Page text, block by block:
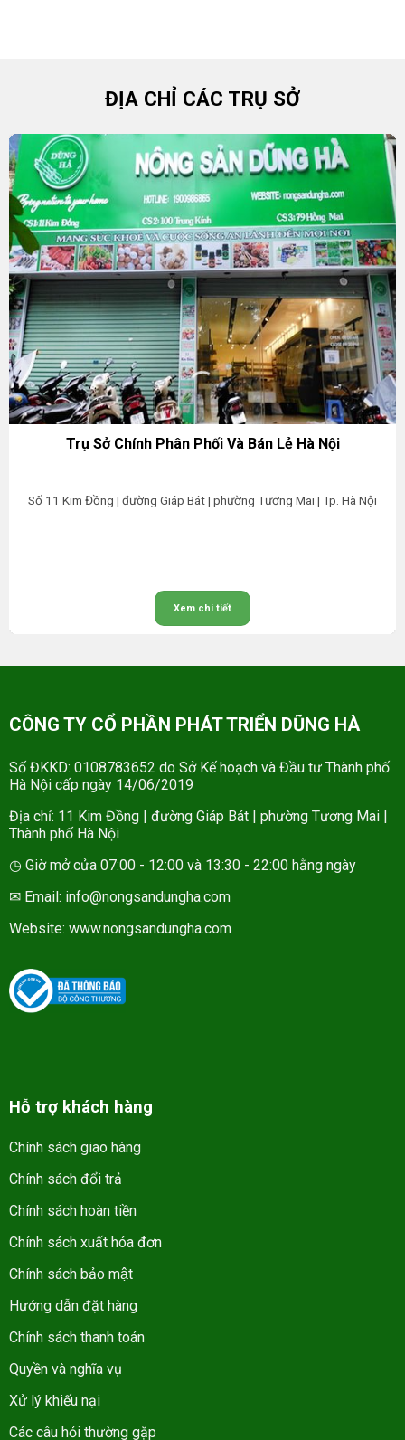
ĐỊA CHỈ CÁC TRỤ SỞ
Trụ Sở Chính Phân Phối Và Bán Lẻ Hà Nội
Số 11 Kim Đồng | đường Giáp Bát | phường Tương Mai | Tp. Hà Nội
Xem chi tiết
CÔNG TY CỔ PHẦN PHÁT TRIỂN DŨNG HÀ
Số ĐKKD: 0108783652 do Sở Kế hoạch và Đầu tư Thành phố
Hà Nội cấp ngày 14/06/2019
Địa chỉ: 11 Kim Đồng | đường Giáp Bát | phường Tương Mai |
Thành phố Hà Nội
◷ Giờ mở cửa 07:00 - 12:00 và 13:30 - 22:00 hằng ngày
✉ Email: info@nongsandungha.com
Website: www.nongsandungha.com
Hỗ trợ khách hàng
Chính sách giao hàng
Chính sách đổi trả
Chính sách hoàn tiền
Chính sách xuất hóa đơn
Chính sách bảo mật
Hướng dẫn đặt hàng
Chính sách thanh toán
Quyền và nghĩa vụ
Xử lý khiếu nại
Các câu hỏi thường gặp